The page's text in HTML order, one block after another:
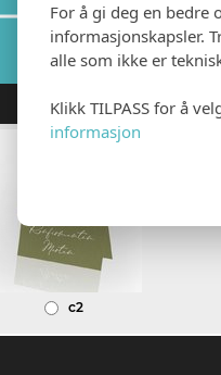
c2
For å gi deg en bedre
informasjonskapsler.
alle som ikke er
Klikk TILPASS for å
informasjon